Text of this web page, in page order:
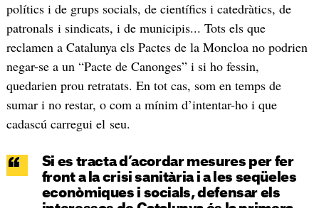
polítics i de grups socials, de científics i catedràtics, de
patronals i sindicats, i de municipis... Tots els que
reclamen a Catalunya els Pactes de la Moncloa no podrien
negar-se a un “Pacte de Canonges” i si ho fessin,
quedarien prou retratats. En tot cas, som en temps de
sumar i no restar, o com a mínim d’intentar-ho i que
cadascú carregui el seu.
Si es tracta d’acordar mesures per fer
front a la crisi sanitària i a les seqüeles
econòmiques i socials, defensar els